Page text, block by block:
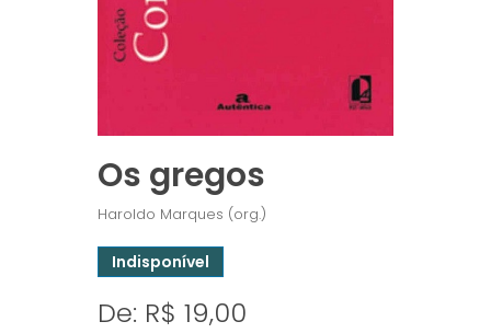
Os gregos
Haroldo Marques (org.)
Indisponível
De: R$ 19,00